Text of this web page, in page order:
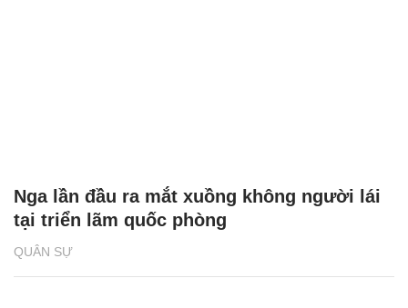
QUÂN SỰ
Nga lần đầu ra mắt xuồng không người lái
tại triển lãm quốc phòng